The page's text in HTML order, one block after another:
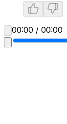
00:00 / 00:00